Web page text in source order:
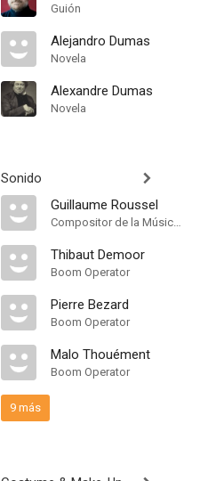
Guión
Alejandro Dumas
Novela
Alexandre Dumas
Novela
Sonido
Guillaume Roussel
Compositor de la Música Original, Música
Thibaut Demoor
Boom Operator
Pierre Bezard
Boom Operator
Malo Thouément
Boom Operator
9 más